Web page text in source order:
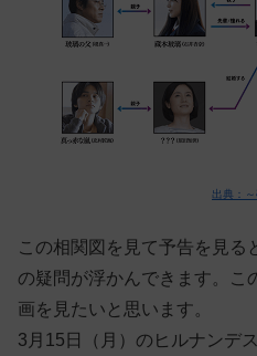
出典：
この相関図を見て予告を見る
の疑問が浮かんできます。こ
画を見たいと思います。
3月15日（月）のヒルナンデ